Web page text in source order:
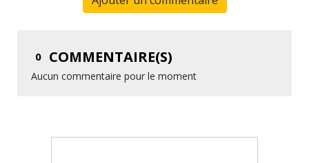
0 COMMENTAIRE(S)
Aucun commentaire pour le moment